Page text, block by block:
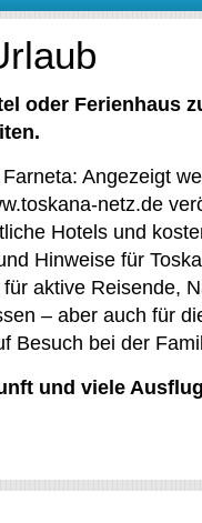
oder Ferienhaus
Angezeigt
netz.de
Hotels und
Hinweise für
aktive Reisende,
– aber auch für
Besuch bei der
und viele